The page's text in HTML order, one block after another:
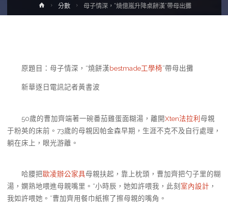
Home分數 母子情深，“燒億嵐升降桌餅漢”帶母出攤
原題目：母子情深，“燒餅漢bestmade工學椅”帶母出攤
新華逐日電訊記者黃書波
50歲的曹加齊端著一碗番茄雞蛋面糊湯，離開Xten法拉利母親
于粉英的床前。73歲的母親因帕金森早期，生涯不克不及自行處理，
躺在床上，眼光游離。
哈腰把歐凌辦公家具母親扶起，靠上枕頭，曹加齊把勺子里的糊
湯，嫻熟地喂進母親嘴里。“小時辰，她如許喂我，此刻 室內設計 ，
我如許喂她。”曹加齊用餐巾紙擦了擦母親的嘴角。